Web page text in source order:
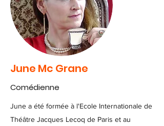
June Mc Grane
Comédienne
June a été formée à l'Ecole Internationale de
Théâtre Jacques Lecoq de Paris et au